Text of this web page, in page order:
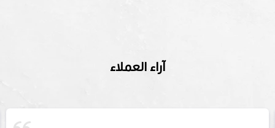
آراء العملاء